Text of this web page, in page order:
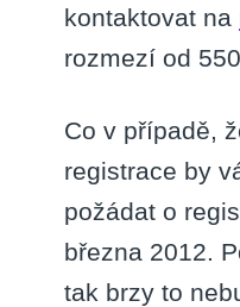
kontaktovat na
rozmezí od
Co v případě,
registrace by
požádat o
března 2012.
tak brzy to